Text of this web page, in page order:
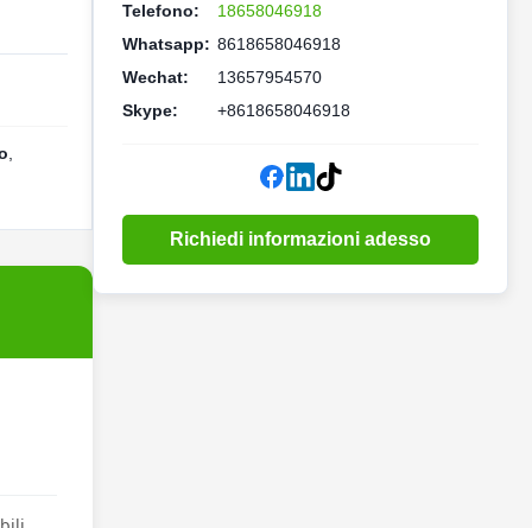
Telefono:
18658046918
Whatsapp: 8618658046918
Wechat:
13657954570
Skype:
+8618658046918
Richiedi informazioni adesso